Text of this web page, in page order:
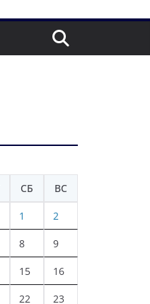
СБ ВС
1 2
8 9
15 16
22 23